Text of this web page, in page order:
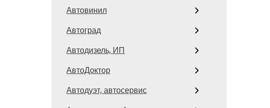
Автовинил
Автоград
Автодизель, ИП
АвтоДоктор
Автодуэт, автосервис